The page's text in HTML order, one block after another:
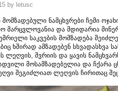
by letusc
მომზადებული ნამცხვრები ჩემი
მარცვლოვანია და მდიდარია
საკვების მომზადება
ხშირად ამზადებენ სხვადასხვა
ლეღვის, შვრიის და ყავის
მოსამზადებელია და ჩქარა
შეგიძლიათ ლეღვის ჩირითაც